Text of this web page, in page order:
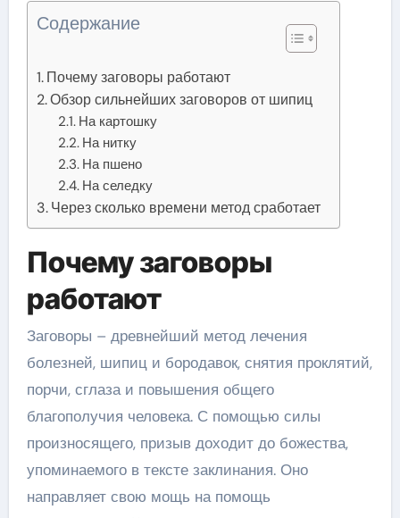
Содержание
Почему заговоры работают
Обзор сильнейших заговоров от шипиц
На картошку
На нитку
На пшено
На селедку
Через сколько времени метод сработает
Почему заговоры
работают
Заговоры – древнейший метод лечения
болезней, шипиц и бородавок, снятия проклятий,
порчи, сглаза и повышения общего
благополучия человека. С помощью силы
произносящего, призыв доходит до божества,
упоминаемого в тексте заклинания. Оно
направляет свою мощь на помощь